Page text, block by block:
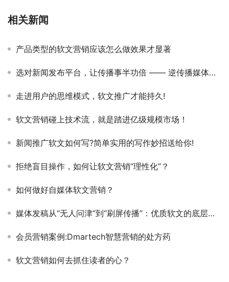
相关新闻
产品类型的软文营销应该怎么做效果才显著
选对新闻发布平台，让传播事半功倍 —— 逆传播媒体发稿服务商解析
走进用户的思维模式，软文推广才能持久!
软文营销碰上技术流，就是踏进亿级规模市场！
新闻推广软文如何写?简单实用的写作妙招送给你!
拒绝盲目操作，如何让软文营销“理性化”？
如何做好自媒体软文营销？
媒体发稿从“无人问津”到“刷屏传播”：优质软文的底层逻辑解析
会员营销案例:Dmartech智慧营销的处方药
软文营销如何去抓住读者的心？